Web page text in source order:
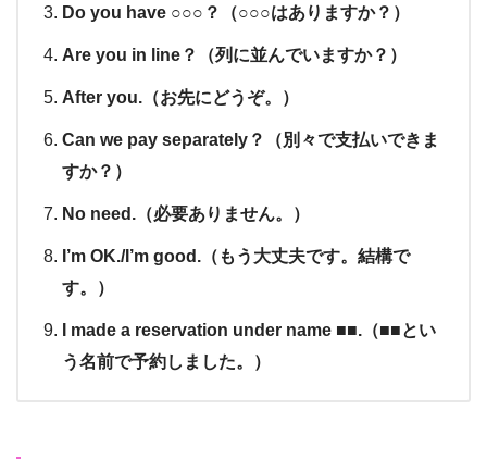
Do you have ○○○？（○○○はありますか？）
Are you in line？（列に並んでいますか？）
After you.（お先にどうぞ。）
Can we pay separately？（別々で支払いできま
すか？）
No need.（必要ありません。）
I’m OK./I’m good.（もう大丈夫です。結構で
す。）
I made a reservation under name ■■.（■■とい
う名前で予約しました。）